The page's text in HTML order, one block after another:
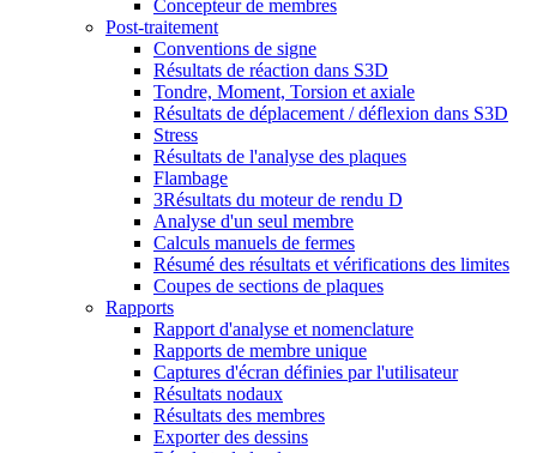
Concepteur de membres
Post-traitement
Conventions de signe
Résultats de réaction dans S3D
Tondre, Moment, Torsion et axiale
Résultats de déplacement / déflexion dans S3D
Stress
Résultats de l'analyse des plaques
Flambage
3Résultats du moteur de rendu D
Analyse d'un seul membre
Calculs manuels de fermes
Résumé des résultats et vérifications des limites
Coupes de sections de plaques
Rapports
Rapport d'analyse et nomenclature
Rapports de membre unique
Captures d'écran définies par l'utilisateur
Résultats nodaux
Résultats des membres
Exporter des dessins